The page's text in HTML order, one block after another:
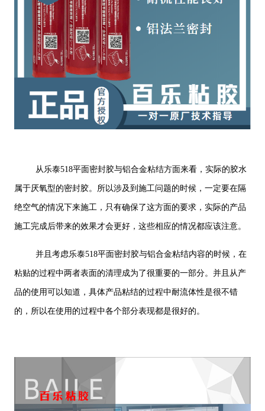
从乐泰518平面密封胶与铝合金粘结方面来看，实际的胶水
属于厌氧型的密封胶。所以涉及到施工问题的时候，一定要在隔
绝空气的情况下来施工，只有确保了这方面的要求，实际的产品
施工完成后带来的效果才会更好，这些相应的情况都应该注意。
并且考虑乐泰518平面密封胶与铝合金粘结内容的时候，在
粘贴的过程中两者表面的清理成为了很重要的一部分。并且从产
品的使用可以知道，具体产品粘结的过程中耐流体性是很不错
的，所以在使用的过程中各个部分表现都是很好的。